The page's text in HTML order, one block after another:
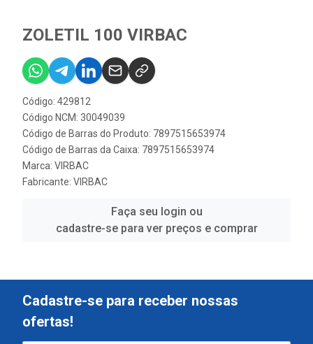
ZOLETIL 100 VIRBAC
Código: 429812
Código NCM: 30049039
Código de Barras do Produto: 7897515653974
Código de Barras da Caixa: 7897515653974
Marca: VIRBAC
Fabricante: VIRBAC
Faça seu login ou
cadastre-se para ver preços e comprar
Cadastre-se para receber nossas
ofertas!